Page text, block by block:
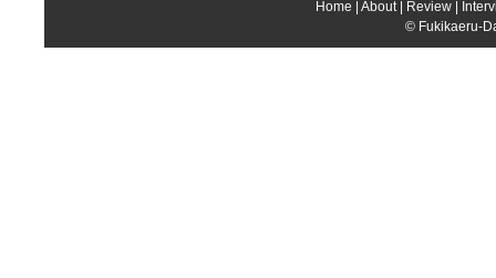
Home About| Review
© Fukikaeru-